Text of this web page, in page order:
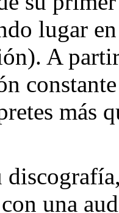
lugar
A
más
una